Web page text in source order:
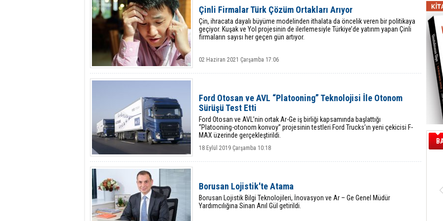
Çinli Firmalar Türk Çözüm Ortakları Arıyor
Çin, ihracata dayalı büyüme modelinden ithalata da öncelik veren bir politikaya
geçiyor. Kuşak ve Yol projesinin de ilerlemesiyle Türkiye’de yatırım yapan Çinli
firmaların sayısı her geçen gün artıyor.
02 Haziran 2021 Çarşamba 17:06
Ford Otosan ve AVL “Platooning” Teknolojisi İle Otonom
Sürüşü Test Etti
Ford Otosan ve AVL’nin ortak Ar-Ge iş birliği kapsamında başlattığı
“Platooning-otonom konvoy” projesinin testleri Ford Trucks’ın yeni çekicisi F-
MAX üzerinde gerçekleştirildi.
18 Eylül 2019 Çarşamba 10:18
Borusan Lojistik'te Atama
Borusan Lojistik Bilgi Teknolojileri, İnovasyon ve Ar – Ge Genel Müdür
Yardımcılığına Sinan Anıl Gül getirildi.